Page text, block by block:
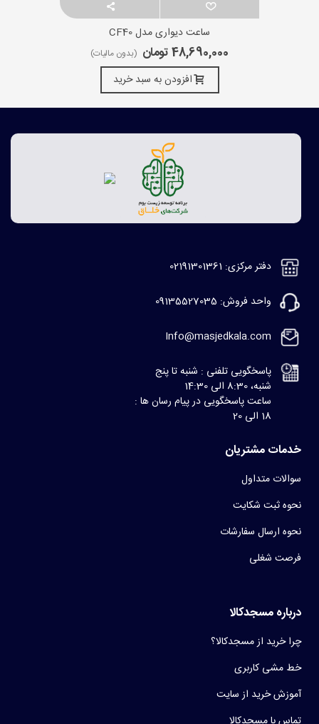
ساعت دیواری مدل CF40
48,690,000 تومان (بدون مالیات)
افزودن به سبد خرید
دفتر مرکزی: 02191301361
واحد فروش: 09135527035
Info@masjedkala.com
پاسخگویی تلفنی : شنبه تا پنج
شنبه، 8:30 الی 14:30
ساعت پاسخگویی در پیام رسان ها :
18 الی 20
خدمات مشتریان
سوالات متداول
نحوه ثبت شکایت
نحوه ارسال سفارشات
فرصت شغلی
درباره مسجدکالا
چرا خرید از مسجدکالا؟
خط مشی کاربری
آموزش خرید از سایت